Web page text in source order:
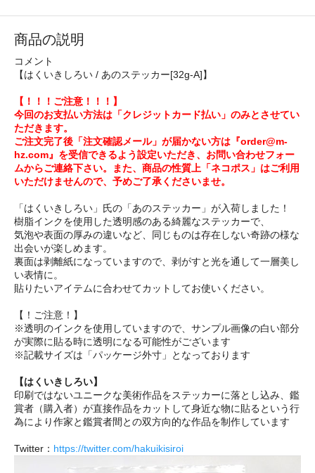
商品の説明
コメント
【はくいきしろい / あのステッカー[32g-A]】
【！！！ご注意！！！】
今回のお支払い方法は「クレジットカード払い」のみとさせてい
ただきます。
ご注文完了後「注文確認メール」が届かない方は『order@m-
hz.com』を受信できるよう設定いただき、お問い合わせフォー
ムからご連絡下さい。また、商品の性質上「ネコポス」はご利用
いただけませんので、予めご了承くださいませ。
「はくいきしろい」氏の「あのステッカー」が入荷しました！
樹脂インクを使用した透明感のある綺麗なステッカーで、
気泡や表面の厚みの違いなど、同じものは存在しない奇跡の様な
出会いが楽しめます。
裏面は剥離紙になっていますので、剥がすと光を通して一層美し
い表情に。
貼りたいアイテムに合わせてカットしてお使いください。
【！ご注意！】
※透明のインクを使用していますので、サンプル画像の白い部分
が実際に貼る時に透明になる可能性がございます
※記載サイズは「パッケージ外寸」となっております
【はくいきしろい】
印刷ではないユニークな美術作品をステッカーに落とし込み、鑑
賞者（購入者）が直接作品をカットして身近な物に貼るという行
為により作家と鑑賞者間との双方向的な作品を制作しています
Twitter： https://twitter.com/hakuikisiroi